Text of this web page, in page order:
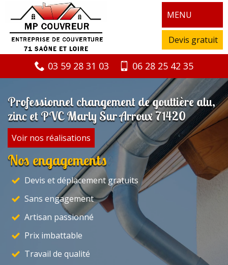
MENU
Devis gratuit
03 59 28 31 03 06 28 25 42 35
Professionnel changement de gouttière alu,
zinc et PVC Marly Sur Arroux 71420
Voir nos réalisations
Nos engagements
Devis et déplacement gratuits
Sans engagement
Artisan passionné
Prix imbattable
Travail de qualité